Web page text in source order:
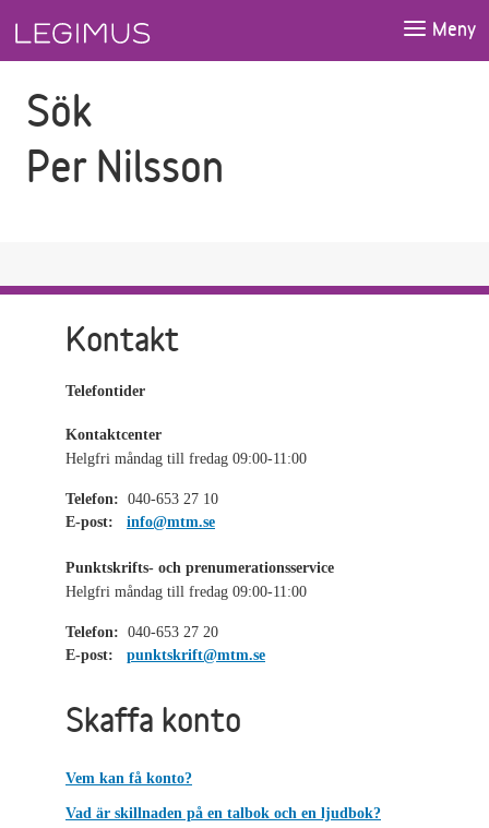
Meny
Sök
Per Nilsson
Kontakt
Telefontider
Kontaktcenter
Helgfri måndag till fredag 09:00-11:00
Telefon: 040-653 27 10
E-post:
info@mtm.se
Punktskrifts- och prenumerationsservice
Helgfri måndag till fredag 09:00-11:00
Telefon: 040-653 27 20
E-post:
punktskrift@mtm.se
Skaffa konto
Vem kan få konto?
Vad är skillnaden på en talbok och en ljudbok?